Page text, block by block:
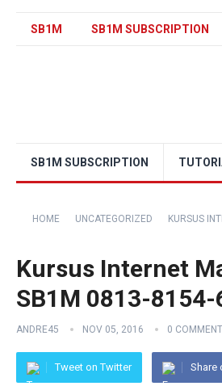
SB1M SB1M SUBSCRIPTION
SB1M SUBSCRIPTION
HOME UNCATEGORIZED KURSUS
Kursus Internet
SB1M 0813-8154-
ANDRE45 NOV 05, 2016 0
Tweet on Twitter Share